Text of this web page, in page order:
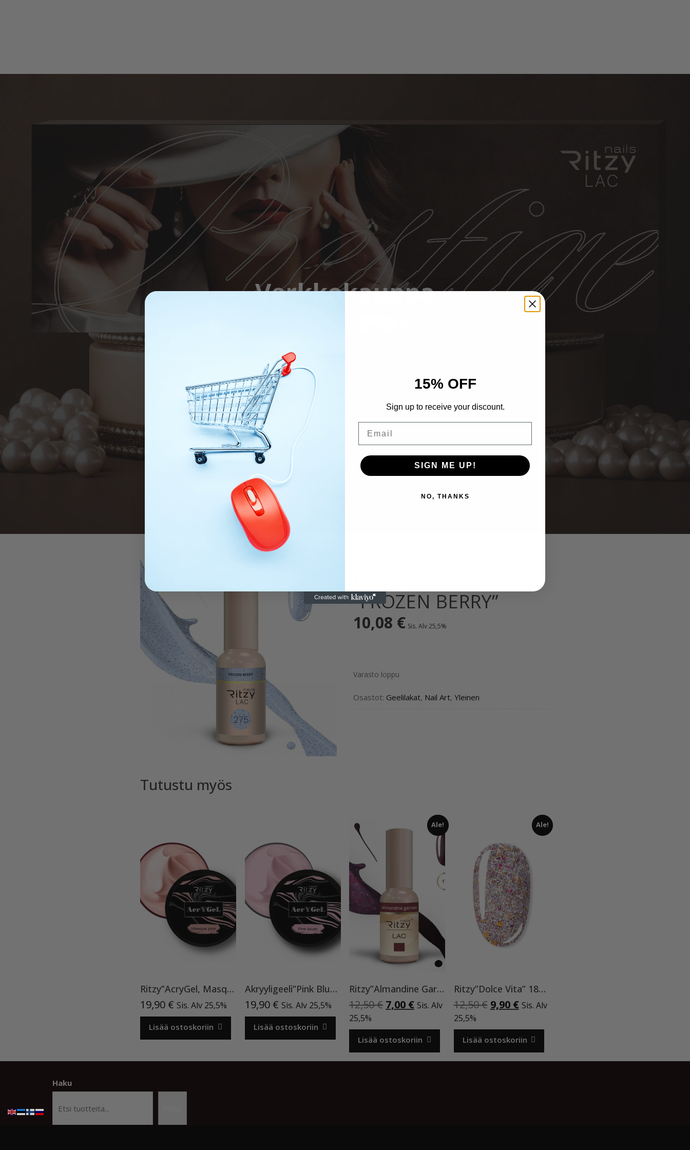
Verkkokauppa
“FROZEN BERRY”
10,08 € Sis. Alv 25,5%
Varasto loppu
Osastot: Geelilakat, Nail Art, Yleinen
Tutustu myös
Ritzy”AcryGel, Masque Pink”15ml TPO-VAPAA
19,90 € Sis. Alv 25,5%
Lisää ostoskoriin
Akryyligeeli”Pink Blush”15ml
19,90 € Sis. Alv 25,5%
Lisää ostoskoriin
Ale!
Ritzy”Almandine Garnet”,9 ml TPO-VAPAA
12,50€ Alkuperäinen
oli:
12,50 €.
7,00 €Nykyinen
on:
7,00 €.
Sis. Alv
25,5%
Lisää ostoskoriin
Ale!
Ritzy”Dolce Vita” 185 ,9ml TPO vapaa
12,50€ Alkuperäinen
oli:
12,50 €.
9,90 €Nykyinen
on:
9,90 €.
Sis. Alv
25,5%
Lisää ostoskoriin
Haku
15% OFF
Sign up to receive your discount.
SIGN ME UP!
NO, THANKS